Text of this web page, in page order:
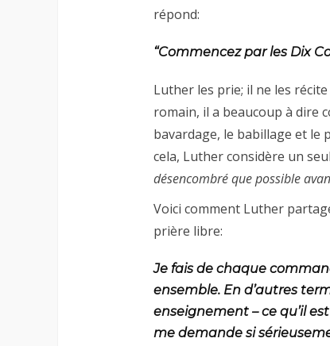
répond:
“Commencez par les Dix
Luther les prie; il ne les
romain, il a beaucoup à dire
bavardage, le babillage et le
cela, Luther considère un
désencombré que possible
Voici comment Luther
prière libre:
Je fais de chaque
ensemble. En d’autres
enseignement – ce qu’il
me demande si